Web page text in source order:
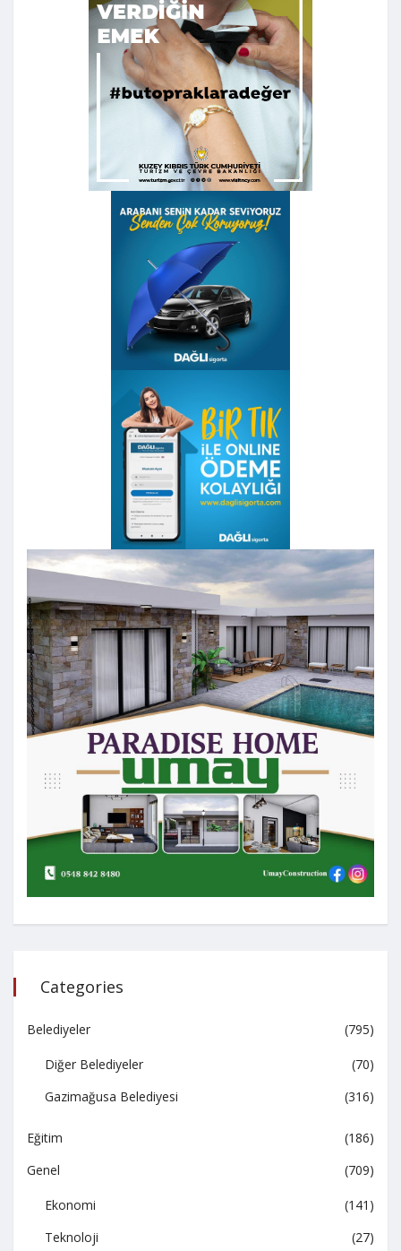
Categories
Belediyeler (795)
Diğer Belediyeler
(70)
Gazimağusa Belediyesi
(316)
Eğitim
(186)
Genel
(709)
Ekonomi
(141)
Teknoloji
(27)